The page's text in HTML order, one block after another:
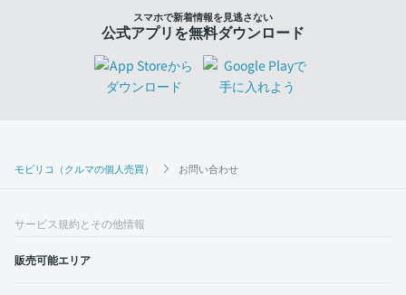
モビリコ（クルマの個人売買） お問い合わせ
スマホで新着情報を見逃さない
公式アプリを無料ダウンロード
サービス規約とその他情報
販売可能エリア